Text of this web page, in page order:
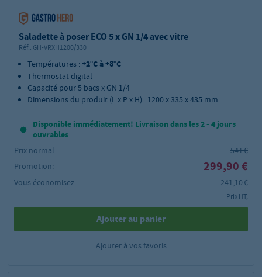
Saladette à poser ECO 5 x GN 1/4 avec vitre
Réf.: GH-VRXH1200/330
Températures :+2°C à +8°C
Thermostat digital
Capacité pour 5 bacs x GN 1/4
Dimensions du produit (L x P x H) : 1200 x 335 x 435 mm
Disponible immédiatement! Livraison dans les 2 - 4 jours
ouvrables
Prix normal:
541 €
Promotion:
299,90 €
Vous économisez: 241,10 €
Prix HT,
Ajouter au panier
Ajouter à vos favoris